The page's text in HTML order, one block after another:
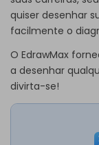
quiser desenhar
facilmente o
O EdrawMax
a desenhar
divirta-se!